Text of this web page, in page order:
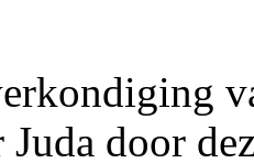
door